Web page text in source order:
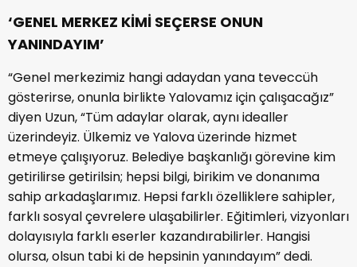
‘GENEL MERKEZ KİMİ SEÇERSE ONUN
YANINDAYIM’
“Genel merkezimiz hangi adaydan yana teveccüh
gösterirse, onunla birlikte Yalovamız için çalışacağız”
diyen Uzun, “Tüm adaylar olarak, aynı idealler
üzerindeyiz. Ülkemiz ve Yalova üzerinde hizmet
etmeye çalışıyoruz. Belediye başkanlığı görevine kim
getirilirse getirilsin; hepsi bilgi, birikim ve donanıma
sahip arkadaşlarımız. Hepsi farklı özelliklere sahipler,
farklı sosyal çevrelere ulaşabilirler. Eğitimleri, vizyonları
dolayısıyla farklı eserler kazandırabilirler. Hangisi
olursa, olsun tabi ki de hepsinin yanındayım” dedi.